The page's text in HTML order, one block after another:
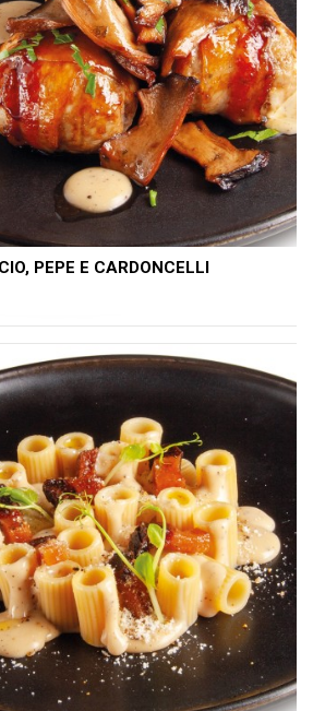
PEPE E CARDONCELLI